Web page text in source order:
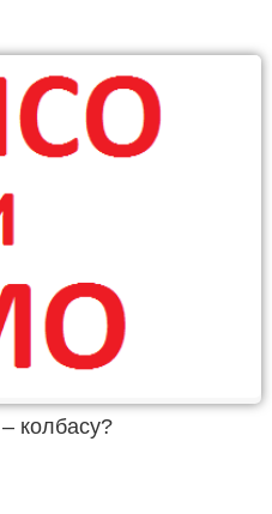
колбасу?